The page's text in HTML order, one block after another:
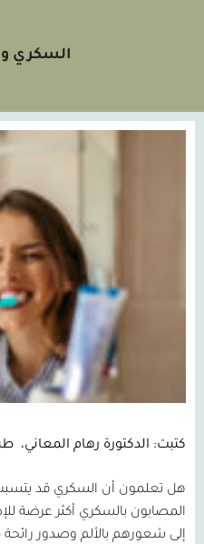
السكري
كتبت: الدكتورة رهام المعاني،
هل تعلمون أن السكري قد
المصابون بالسكري أكثر عرضة
إلى شعورهم بالألم وصدور